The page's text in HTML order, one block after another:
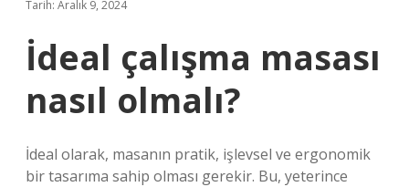
Tarih: Aralık 9, 2024
İdeal çalışma masası
nasıl olmalı?
İdeal olarak, masanın pratik, işlevsel ve ergonomik
bir tasarıma sahip olması gerekir. Bu, yeterince